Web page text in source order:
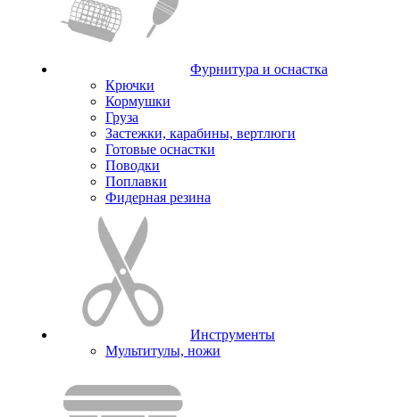
Фурнитура и оснастка
Крючки
Кормушки
Груза
Застежки, карабины, вертлюги
Готовые оснастки
Поводки
Поплавки
Фидерная резина
Инструменты
Мультитулы, ножи